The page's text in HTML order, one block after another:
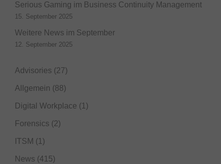
Serious Gaming im Business Continuity Management
15. September 2025
Weitere News im September
12. September 2025
Advisories (27)
Allgemein (88)
Digital Workplace (1)
Forensics (2)
ITSM (1)
News (415)